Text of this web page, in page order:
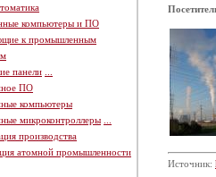
компьютеры и ПО
к промышленным
панели
ПО
компьютеры
микроконтроллеры
производства
атомной промышленности
Источник: